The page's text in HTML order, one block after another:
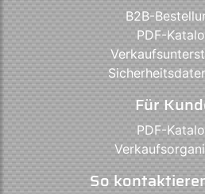
B2B-
PDF-
Für
PDF-
So